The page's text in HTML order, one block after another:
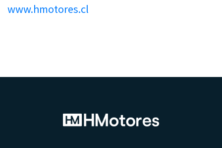
www.hmotores.cl